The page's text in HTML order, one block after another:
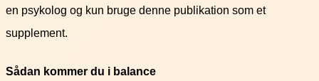
en psykolog og kun bruge denne publikation som et
supplement.
Sådan kommer du i balance